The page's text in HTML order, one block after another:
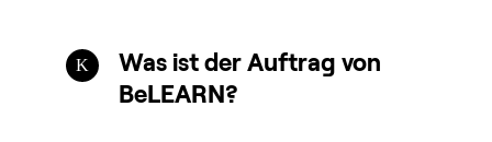
Was ist der Auftrag von
BeLEARN?